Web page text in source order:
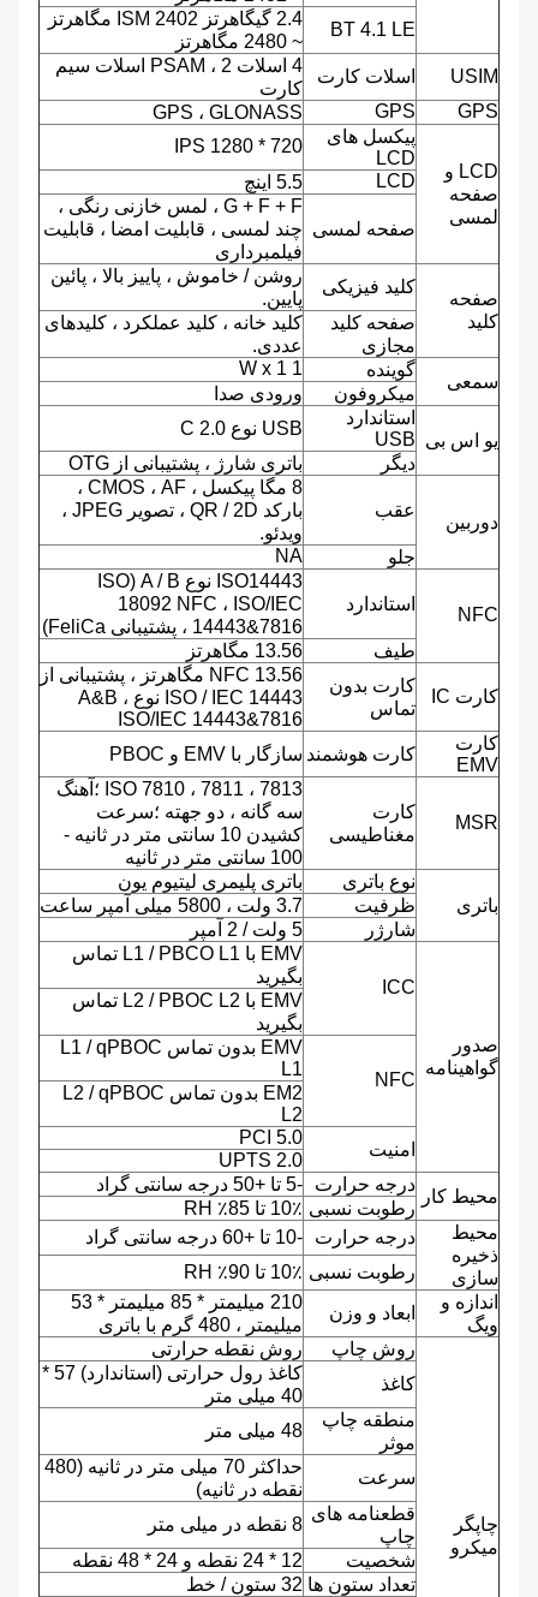
BT 4.1 LE
2.4 گیگاهرتز ISM 2402 مگاهرتز
~ 2480 مگاهرتز
USIM
اسلات کارت
4 اسلات PSAM ، 2 اسلات سیم
کارت
GPS
GPS GPS ، GLONASS
LCD و
صفحه
لمسی
پیکسل های
LCD
720 * 1280 IPS
LCD
5.5 اینچ
صفحه لمسی
G + F + F ، لمس خازنی رنگی ،
چند لمسی ، قابلیت امضا ، قابلیت
فیلمبرداری
صفحه
کلید
کلید فیزیکی
روشن / خاموش ، پاییز بالا ، پائین
پایین.
صفحه کلید
مجازی
کلید خانه ، کلید عملکرد ، کلیدهای
عددی.
سمعی
گوینده
1 W x 1
میکروفون
ورودی صدا
یو اس بی
استاندارد
USB
USB نوع C 2.0
دیگر
باتری شارژ ، پشتیبانی از OTG
دوربین
عقب
8 مگا پیکسل ، CMOS ، AF ،
بارکد QR / 2D ، تصویر JPEG ،
ویدئو.
جلو
NA
NFC
استاندارد
ISO14443 نوع A / B (ISO
18092 NFC ، ISO/IEC
14443&7816 ، پشتیبانی FeliCa)
طیف
13.56 مگاهرتز
کارت IC
کارت بدون
تماس
NFC 13.56 مگاهرتز ، پشتیبانی از
ISO / IEC 14443 نوع A&B ،
ISO/IEC 14443&7816
کارت
EMV
کارت هوشمند سازگار با EMV و PBOC
MSR
کارت
مغناطیسی
ISO 7810 ، 7811 ، 7813 ؛آهنگ
سه گانه ، دو جهته ؛سرعت
کشیدن 10 سانتی متر در ثانیه -
100 سانتی متر در ثانیه
باتری
نوع باتری
باتری پلیمری لیتیوم یون
ظرفیت
3.7 ولت ، 5800 میلی آمپر ساعت
شارژر
5 ولت / 2 آمپر
صدور
گواهینامه
ICC
EMV با L1 / PBCO L1 تماس
بگیرید
EMV با L2 / PBOC L2 تماس
بگیرید
NFC
EMV بدون تماس L1 / qPBOC
L1
EM2 بدون تماس L2 / qPBOC
L2
امنیت
PCI 5.0
UPTS 2.0
محیط کار
درجه حرارت
-5 تا +50 درجه سانتی گراد
رطوبت نسبی 10٪ تا 85٪ RH
محیط
ذخیره
سازی
درجه حرارت
-10 تا +60 درجه سانتی گراد
رطوبت نسبی 10٪ تا 90٪ RH
اندازه و
ویگ
ابعاد و وزن
210 میلیمتر * 85 میلیمتر * 53
میلیمتر ، 480 گرم با باتری
چاپگر
میکرو
روش چاپ
روش نقطه حرارتی
کاغذ
کاغذ رول حرارتی (استاندارد) 57 *
40 میلی متر
منطقه چاپ
موثر
48 میلی متر
سرعت
حداکثر 70 میلی متر در ثانیه (480
نقطه در ثانیه)
قطعنامه های
چاپ
8 نقطه در میلی متر
شخصیت
12 * 24 نقطه و 24 * 48 نقطه
تعداد ستون ها 32 ستون / خط